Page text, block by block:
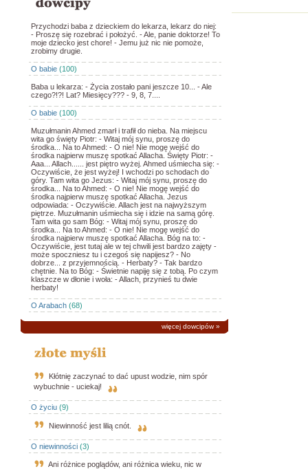
Przychodzi baba z dzieckiem do lekarza, lekarz do niej:
- Proszę się rozebrać i położyć. - Ale, panie doktorze! To
moje dziecko jest chore! - Jemu już nic nie pomoże,
zrobimy drugie.
O babie (100)
Baba u lekarza: - Życia zostało pani jeszcze 10... - Ale
czego?!?! Lat? Miesięcy??? - 9, 8, 7....
O babie (100)
Muzułmanin Ahmed zmarł i trafił do nieba. Na miejscu
wita go święty Piotr: - Witaj mój synu, proszę do
środka... Na to Ahmed: - O nie! Nie mogę wejść do
środka najpierw muszę spotkać Allacha. Święty Piotr: -
Aaa... Allach...... jest piętro wyżej. Ahmed uśmiecha się: -
Oczywiście, że jest wyżej! I wchodzi po schodach do
góry. Tam wita go Jezus: - Witaj mój synu, proszę do
środka... Na to Ahmed: - O nie! Nie mogę wejść do
środka najpierw muszę spotkać Allacha. Jezus
odpowiada: - Oczywiście. Allach jest na najwyższym
piętrze. Muzułmanin uśmiecha się i idzie na samą górę.
Tam wita go sam Bóg: - Witaj mój synu, proszę do
środka... Na to Ahmed: - O nie! Nie mogę wejść do
środka najpierw muszę spotkać Allacha. Bóg na to: -
Oczywiście, jest tutaj ale w tej chwili jest bardzo zajęty -
może spoczniesz tu i czegoś się napijesz? - No
dobrze... z przyjemnością. - Herbaty? - Tak bardzo
chętnie. Na to Bóg: - Świetnie napiję się z tobą. Po czym
klaszcze w dłonie i woła: - Allach, przynieś tu dwie
herbaty!
O Arabach (68)
więcej dowcipów»
Kłótnię zaczynać to dać upust wodzie, nim spór
wybuchnie - uciekaj!
O życiu (9)
Niewinność jest lilią cnót.
O niewinności (3)
Ani różnice poglądów, ani różnica wieku, nic w